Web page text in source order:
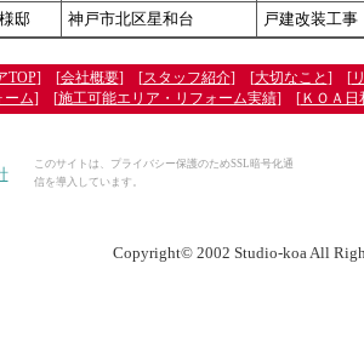
邸 神戸市北区星和台 戸建改装工事
TOP] [会社概要] [スタッフ紹介] [大切なこと] [
ーム] [施工可能エリア・リフォーム実績] [ＫＯＡ日
このサイトは、プライバシー保護のためSSL暗号化通
信を導入しています。
Copyright© 2002 Studio-koa All